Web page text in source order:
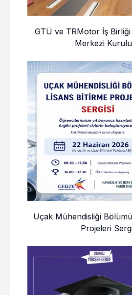
GTÜ ve TRMotor İş
Merkezi
Uçak Mühendisliği
Projeleri